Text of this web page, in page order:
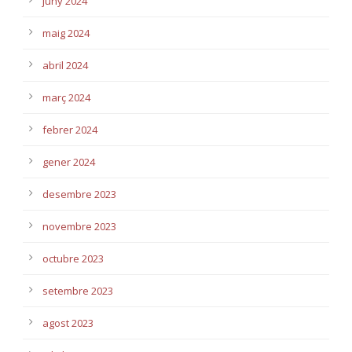
maig 2024
abril 2024
març 2024
febrer 2024
gener 2024
desembre 2023
novembre 2023
octubre 2023
setembre 2023
agost 2023